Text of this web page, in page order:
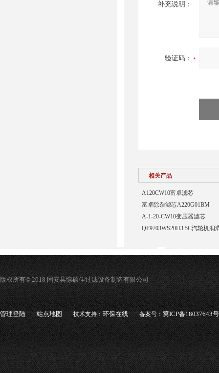
补充说明：
验证码：
相关产品
A120CW10富卓滤芯
富卓除杂滤芯A220G01BM
A-1-20-CW10变压器滤芯
QF9703WS20H3.5C汽轮机润
版权所有© 2018 固安县慷硕佳过滤设备制造有限公司
管理登陆 站点地图 技术支持：环保在线 备案号：冀ICP备18037643